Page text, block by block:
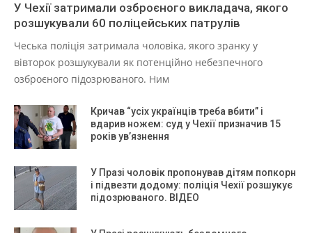
У Чехії затримали озброєного викладача, якого
розшукували 60 поліцейських патрулів
Чеська поліція затримала чоловіка, якого зранку у
вівторок розшукували як потенційно небезпечного
озброєного підозрюваного. Ним
Кричав “усіх українців треба вбити” і
вдарив ножем: суд у Чехії призначив 15
років ув’язнення
У Празі чоловік пропонував дітям попкорн
і підвезти додому: поліція Чехії розшукує
підозрюваного. ВІДЕО